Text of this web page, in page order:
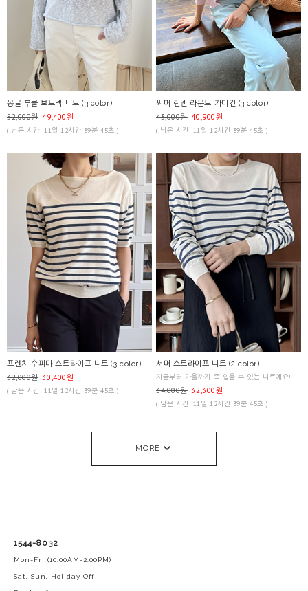
몽글 부클 보트넥 니트 (3 color)
52,000원 49,400원
( 남은 시간: 11일 12시간 39분 45초 )
써머 린넨 라운드 가디건 (3 color)
43,000원 40,900원
( 남은 시간: 11일 12시간 39분 45초 )
프렌치 수피마 스트라이프 니트 (3 color)
32,000원 30,400원
( 남은 시간: 11일 12시간 39분 45초 )
서머 스트라이프 니트 (2 color)
지금부터 가을까지 쭉 입을 수 있는 니트예요!
34,000원 32,300원
( 남은 시간: 11일 12시간 39분 45초 )
MORE
1544-8032
Mon-Fri (10:00AM-2:00PM)
Sat, Sun, Holiday Off